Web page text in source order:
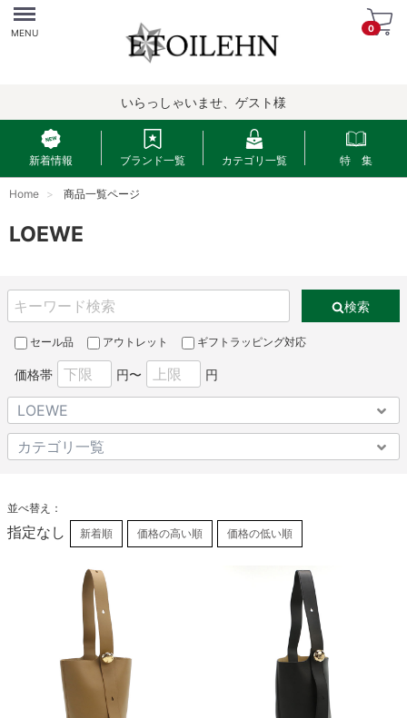
Menu
MENU 0
いらっしゃいませ、ゲスト様
新着情報 ブランド一覧 カテゴリ一覧 特 集
Home 商品一覧ページ
LOEWE
検索
セール品 アウトレット ギフトラッピング対応
価格帯 円〜 円
並べ替え：
指定なし 新着順 価格の高い順 価格の低い順